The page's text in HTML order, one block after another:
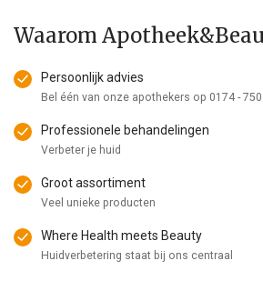
Waarom
Persoonlijk advies
Bel één van onze apothekers op 0174 -
Professionele behandelingen
Verbeter je huid
Groot assortiment
Veel unieke producten
Where Health meets Beauty
Huidverbetering staat bij ons centraal